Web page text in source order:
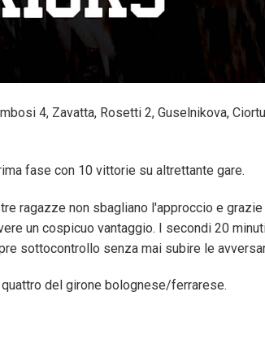
4, Zavatta, Rosetti 2, Guselnikova,
fase con 10 vittorie su altrettante gare.
ragazze non sbagliano l'approccio e grazie
un cospicuo vantaggio. I secondi 20
sottocontrollo senza mai subire le
del girone bolognese/ferrarese.